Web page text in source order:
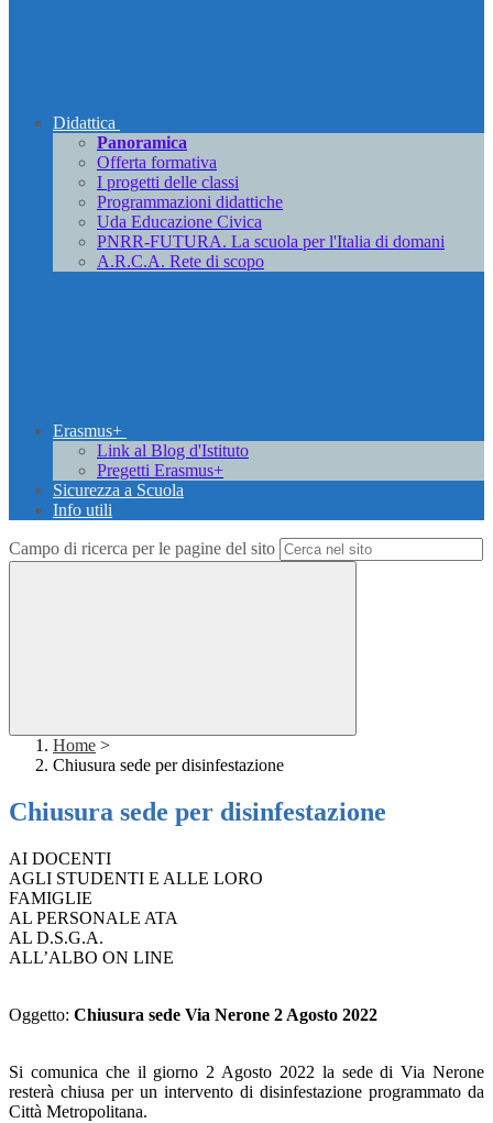
Didattica
Panoramica
Offerta formativa
I progetti delle classi
Programmazioni didattiche
Uda Educazione Civica
PNRR-FUTURA. La scuola per l'Italia di domani
A.R.C.A. Rete di scopo
Erasmus+
Link al Blog d'Istituto
Pregetti Erasmus+
Sicurezza a Scuola
Info utili
Campo di ricerca per le pagine del sito
Home >
Chiusura sede per disinfestazione
Chiusura sede per disinfestazione
AI DOCENTI
AGLI STUDENTI E ALLE LORO
FAMIGLIE
AL PERSONALE ATA
AL D.S.G.A.
ALL’ALBO ON LINE
Oggetto: Chiusura sede Via Nerone 2 Agosto 2022
Si comunica che il giorno 2 Agosto 2022 la sede di Via Nerone
resterà chiusa per un intervento di disinfestazione programmato da
Città Metropolitana.